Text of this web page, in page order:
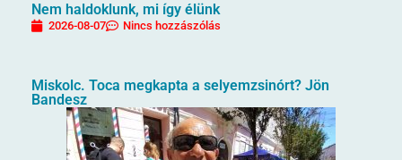
Nem haldoklunk, mi így élünk
2026-08-07 Nincs hozzászólás
Miskolc. Toca megkapta a selyemzsinórt? Jön
Bandesz